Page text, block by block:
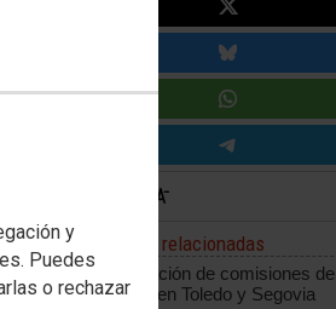
y
Puedes
o rechazar
Noticias relacionadas
Adjudicación de comisiones de
servicio en Toledo y Segovia